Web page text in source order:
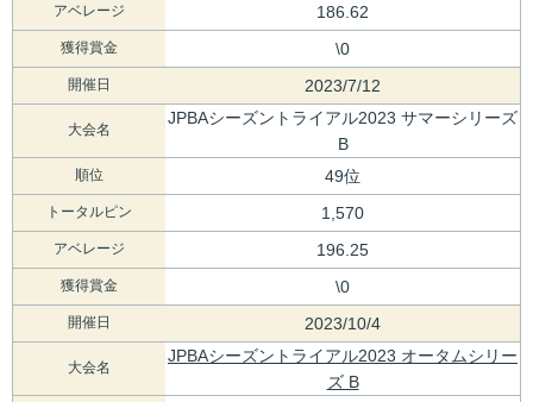
アベレージ 186.62
獲得賞金 \0
開催日 2023/7/12
大会名
JPBAシーズントライアル2023 サマーシリーズ
B
順位 49位
トータルピン 1,570
アベレージ 196.25
獲得賞金 \0
開催日 2023/10/4
大会名
JPBAシーズントライアル2023 オータムシリー
ズ B